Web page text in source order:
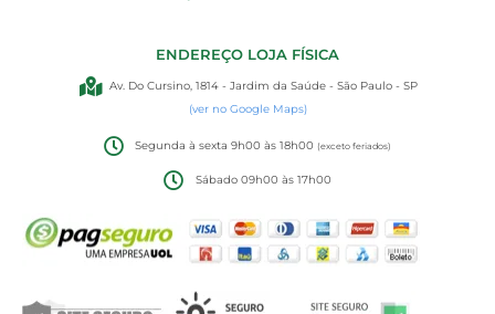
ENDEREÇO LOJA FÍSICA
Av. Do Cursino, 1814 - Jardim da Saúde - São Paulo - SP
(ver no Google Maps)
Segunda à sexta 9h00 às 18h00(exceto feriados)
Sábado 09h00 às 17h00